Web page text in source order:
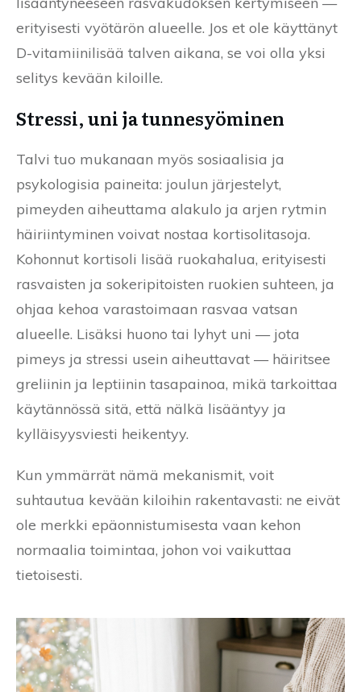
erityisesti vyötärön alueelle. Jos et ole käyttänyt
D-vitamiinilisää talven aikana, se voi olla yksi
selitys kevään kiloille.
Stressi, uni ja tunnesyöminen
Talvi tuo mukanaan myös sosiaalisia ja
psykologisia paineita: joulun järjestelyt,
pimeyden aiheuttama alakulo ja arjen rytmin
häiriintyminen voivat nostaa kortisolitasoja.
Kohonnut kortisoli lisää ruokahalua, erityisesti
rasvaisten ja sokeripitoisten ruokien suhteen, ja
ohjaa kehoa varastoimaan rasvaa vatsan
alueelle. Lisäksi huono tai lyhyt uni — jota
pimeys ja stressi usein aiheuttavat — häiritsee
greliinin ja leptiinin tasapainoa, mikä tarkoittaa
käytännössä sitä, että nälkä lisääntyy ja
kylläisyysviesti heikentyy.
Kun ymmärrät nämä mekanismit, voit
suhtautua kevään kiloihin rakentavasti: ne eivät
ole merkki epäonnistumisesta vaan kehon
normaalia toimintaa, johon voi vaikuttaa
tietoisesti.